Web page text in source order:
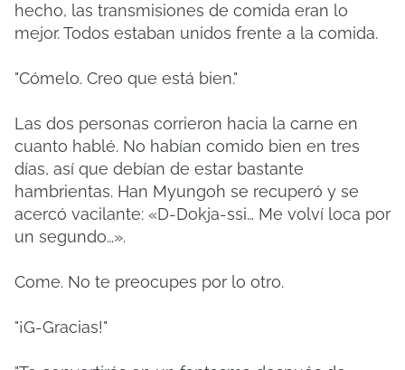
hecho, las transmisiones de comida eran lo
mejor. Todos estaban unidos frente a la comida.
"Cómelo. Creo que está bien."
Las dos personas corrieron hacia la carne en
cuanto hablé. No habían comido bien en tres
días, así que debían de estar bastante
hambrientas. Han Myungoh se recuperó y se
acercó vacilante: «D-Dokja-ssi… Me volví loca por
un segundo…».
Come. No te preocupes por lo otro.
"¡G-Gracias!"